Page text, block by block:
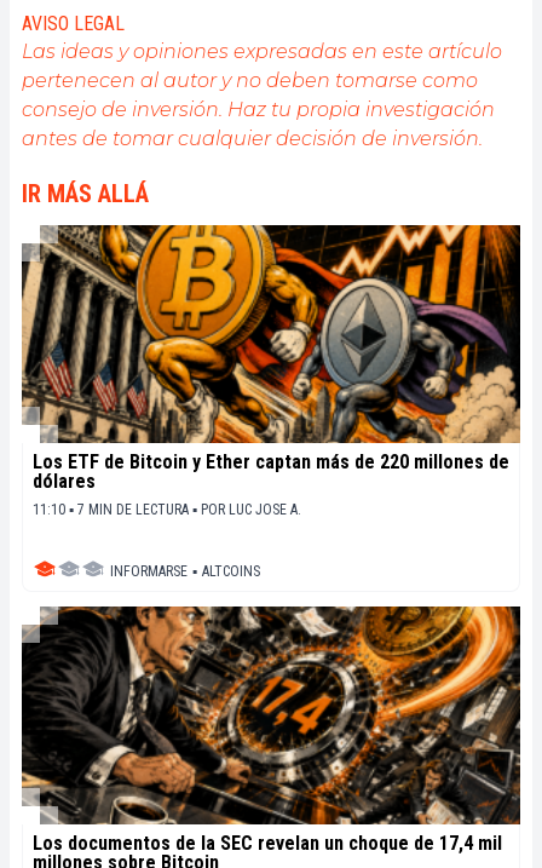
l'engagement de sensibiliser et d'informer le grand
public sur cet écosystème en constante évolution.
Mon objectif est de permettre à chacun de mieux
comprendre la blockchain et de saisir les
opportunités qu'elle offre. Je m'efforce chaque jour
de fournir une analyse objective de l'actualité, de
dernières innovations technologiques et de mettre
en perspective les enjeux économiques et
sociétaux de cette révolution en marche.
AVISO LEGAL
Las ideas y opiniones expresadas en este artículo
pertenecen al autor y no deben tomarse como
consejo de inversión. Haz tu propia investigación
antes de tomar cualquier decisión de inversión.
IR MÁS ALLÁ
Los ETF de Bitcoin y Ether captan más de 220 millones de
dólares
11:10 ▪ 7 MIN DE LECTURA ▪ POR LUC JOSE A.
INFORMARSE ▪ ALTCOINS
Los documentos de la SEC revelan un choque de 17,4 mil
millones sobre Bitcoin